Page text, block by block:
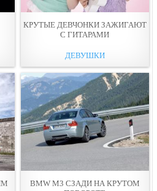
КРУТЫЕ ДЕВЧОНКИ ЗАЖИГАЮТ
С ГИТАРАМИ
ДЕВУШКИ
BMW M3 СЗАДИ НА КРУТОМ